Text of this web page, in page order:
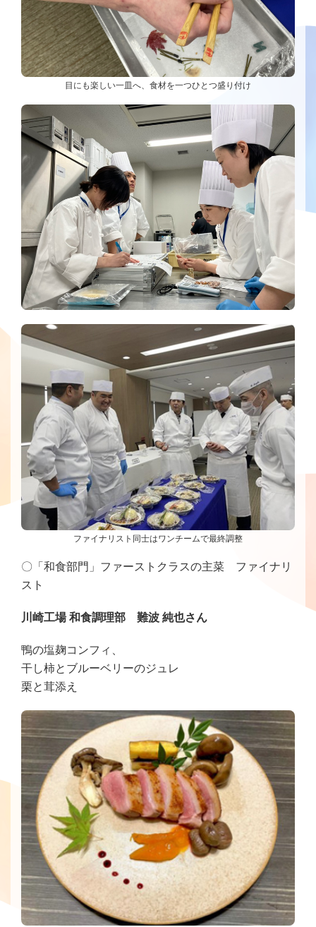
目にも楽しい一皿へ、食材を一つひとつ盛り付け
ファイナリスト同士はワンチームで最終調整
〇「和食部門」ファーストクラスの主菜 ファイナリ
スト
川崎工場 和食調理部 難波 純也さん
鴨の塩麹コンフィ、
干し柿とブルーベリーのジュレ
栗と茸添え